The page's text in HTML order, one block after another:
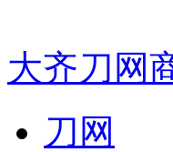
大齐刀网
刀网